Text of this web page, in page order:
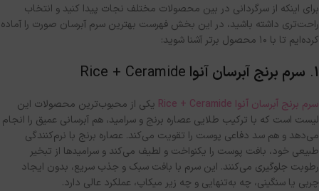
برای اینکه از سرگردانی در بین محصولات مختلف نجات پیدا کنید و انتخاب
راحت‌تری داشته باشید، در این بخش فهرست بهترین سرم آبرسان صورت را آماده
کرده‌ایم تا با ۱۰ محصول برتر آشنا شوید
:
۱. سرم برنج آبرسان آنوا Rice + Ceramide
سرم برنج آبرسان آنوا Rice + Ceramide
یکی از محبوب‌ترین محصولات این
لیست است که با ترکیب طلایی عصاره برنج و سرامید، هم آبرسانی عمیق را انجام
می‌دهد و هم سد دفاعی پوست را تقویت می‌کند. عصاره برنج با نرم‌کنندگی
طبیعی خود، بافت پوست را یکنواخت و لطیف می‌کند و سرامیدها از تبخیر
رطوبت جلوگیری می‌کنند. این سرم با بافت سبک و جذب سریع، بدون ایجاد
چربی یا سنگینی، چه به‌تنهایی و چه زیر میکاپ، عملکرد عالی دارد.